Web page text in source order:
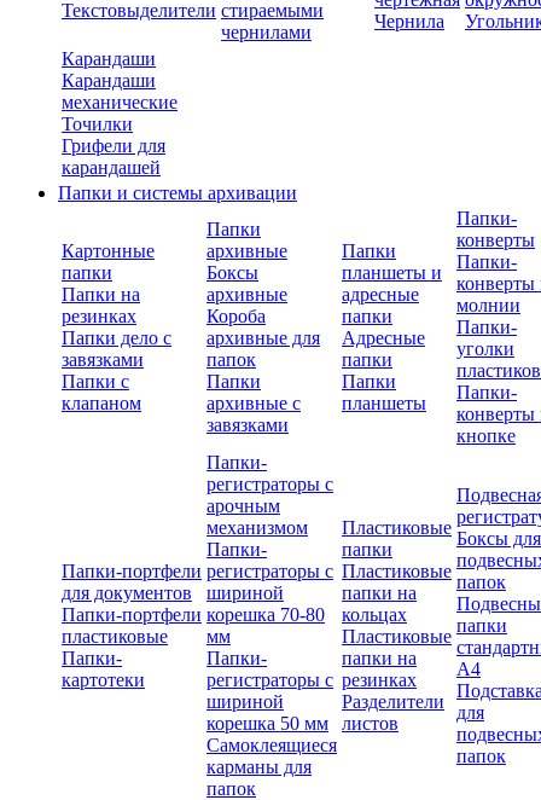
Текстовыделители стираемыми
чернилами
Чернила
Карандаши
Карандаши
механические
Точилки
Грифели для
карандашей
Папки и системы архивации
Картонные
папки
Папки на
резинках
Папки дело с
завязками
Папки с
клапаном
Папки
архивные
Боксы
архивные
Короба
архивные для
папок
Папки
архивные с
завязками
Папки
планшеты и
адресные
папки
Адресные
папки
Папки
планшеты
Папки-
конверты
Папки-
конверты
молнии
Папки-
уголки
Папки-
конверты
кнопке
Папки-портфели
для документов
Папки-портфели
пластиковые
Папки-
картотеки
Папки-
регистраторы с
арочным
механизмом
Папки-
регистраторы с
шириной
корешка 70-80
мм
Папки-
регистраторы с
шириной
корешка 50 мм
Самоклеящиеся
карманы для
папок
Пластиковые
папки
Пластиковые
папки на
кольцах
Пластиковые
папки на
резинках
Разделители
листов
Боксы для
папок
папки
А4
для
папок